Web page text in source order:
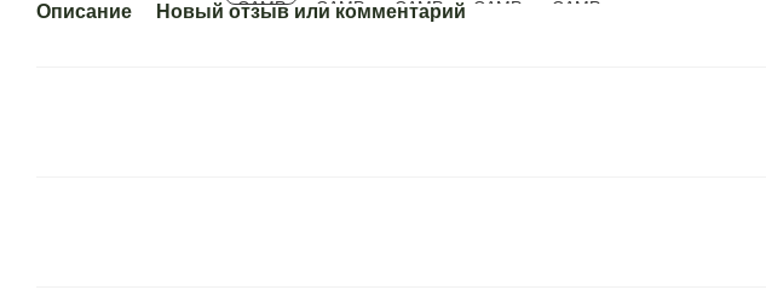
Описание Новый отзыв или комментарий